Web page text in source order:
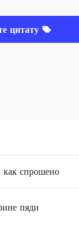
цитату
спрошено
пяди